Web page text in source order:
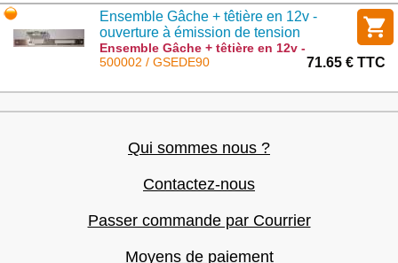
Ensemble Gâche + têtière en 12v -
ouverture à émission de tension
Ensemble Gâche + têtière en 12v -
ouverture à émission de tension :
500002 / GSEDE90 71.65 € TTC
Qui sommes nous ?
Contactez-nous
Passer commande par Courrier
Moyens de paiement